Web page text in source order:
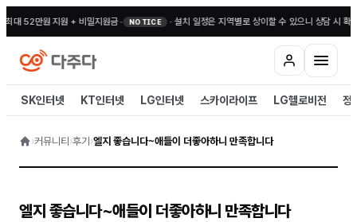
대 52만원 지원 + 비밀지원금• NOTICE · 설치 일정은 지역별로 상이할 수 있으니 상담 시 확인
SK인터넷 KT인터넷 LG인터넷 스카이라이프 LG헬로비전 정
›커뮤니티 ›후기 ›엘지 좋습니다~애들이 더좋아하니 만족합니다
엘지 좋습니다~애들이 더좋아하니 만족합니다